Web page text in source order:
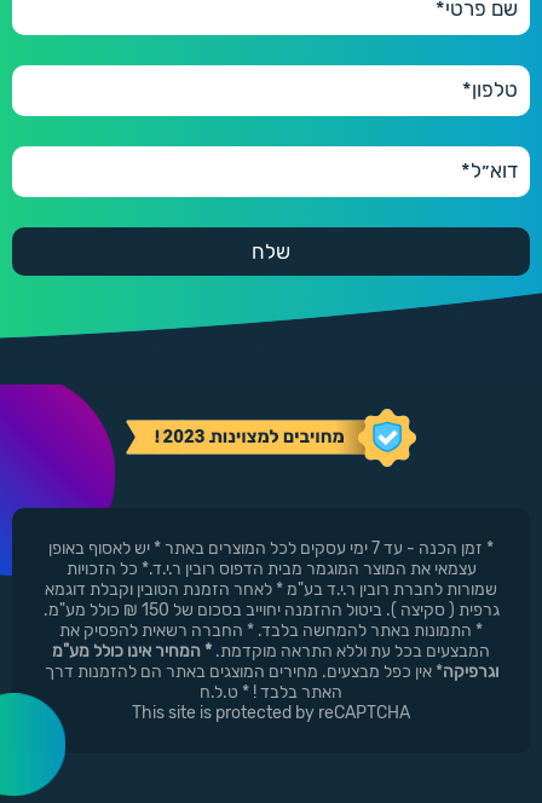
* זמן הכנה - עד 7 ימי עסקים לכל המוצרים באתר * יש לאסוף באופן
עצמאי את המוצר המוגמר מבית הדפוס רובין ר.י.ד.* כל הזכויות
שמורות לחברת רובין ר.י.ד בע"מ * לאחר הזמנת הטובין וקבלת דוגמא
גרפית ( סקיצה ). ביטול ההזמנה יחוייב בסכום של 150 ₪ כולל מע"מ.
* התמונות באתר להמחשה בלבד. * החברה רשאית להפסיק את
המבצעים בכל עת וללא התראה מוקדמת. * המחיר אינו כולל מע"מ
וגרפיקה* אין כפל מבצעים. מחירים המוצגים באתר הם להזמנות דרך
האתר בלבד ! * ט.ל.ח
This site is protected by reCAPTCHA